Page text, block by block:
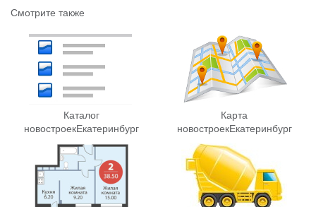
Смотрите также
Каталог
новостроекЕкатеринбург
Карта
новостроекЕкатеринбург